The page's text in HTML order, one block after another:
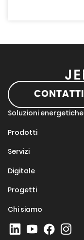
CONTATTI
Soluzioni energetiche
Prodotti
Servizi
Digitale
Progetti
Chi siamo